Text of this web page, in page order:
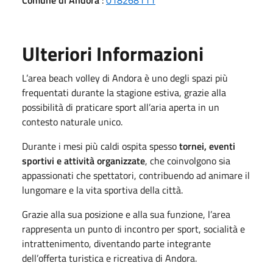
Ulteriori Informazioni
L’area beach volley di Andora è uno degli spazi più
frequentati durante la stagione estiva, grazie alla
possibilità di praticare sport all’aria aperta in un
contesto naturale unico.
Durante i mesi più caldi ospita spessotornei, eventi
sportivi e attività organizzate, che coinvolgono sia
appassionati che spettatori, contribuendo ad animare il
lungomare e la vita sportiva della città.
Grazie alla sua posizione e alla sua funzione, l’area
rappresenta un punto di incontro per sport, socialità e
intrattenimento, diventando parte integrante
dell’offerta turistica e ricreativa di Andora.